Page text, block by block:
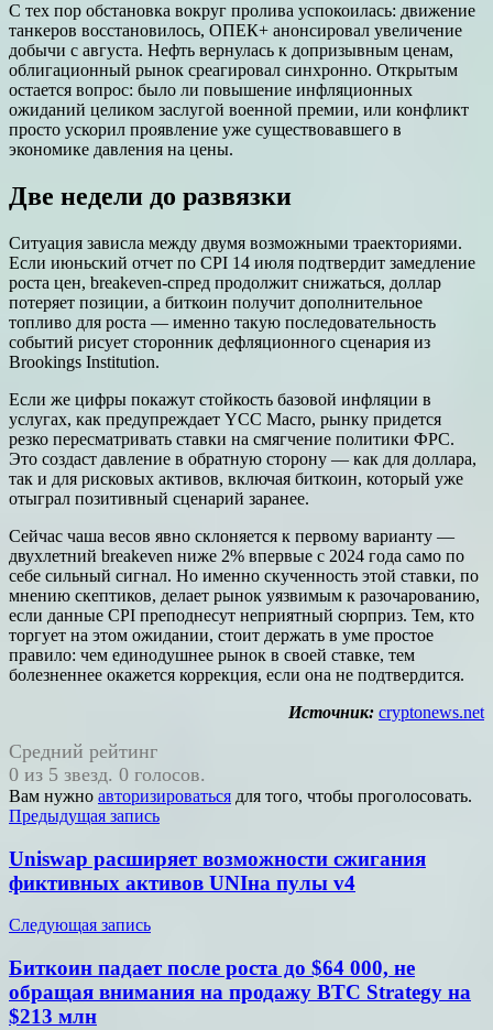
С тех пор обстановка вокруг пролива успокоилась: движение
танкеров восстановилось, ОПЕК+ анонсировал увеличение
добычи с августа. Нефть вернулась к допризывным ценам,
облигационный рынок среагировал синхронно. Открытым
остается вопрос: было ли повышение инфляционных
ожиданий целиком заслугой военной премии, или конфликт
просто ускорил проявление уже существовавшего в
экономике давления на цены.
Две недели до развязки
Ситуация зависла между двумя возможными траекториями.
Если июньский отчет по CPI 14 июля подтвердит замедление
роста цен, breakeven-спред продолжит снижаться, доллар
потеряет позиции, а биткоин получит дополнительное
топливо для роста — именно такую последовательность
событий рисует сторонник дефляционного сценария из
Brookings Institution.
Если же цифры покажут стойкость базовой инфляции в
услугах, как предупреждает YCC Macro, рынку придется
резко пересматривать ставки на смягчение политики ФРС.
Это создаст давление в обратную сторону — как для доллара,
так и для рисковых активов, включая биткоин, который уже
отыграл позитивный сценарий заранее.
Сейчас чаша весов явно склоняется к первому варианту —
двухлетний breakeven ниже 2% впервые с 2024 года само по
себе сильный сигнал. Но именно скученность этой ставки, по
мнению скептиков, делает рынок уязвимым к разочарованию,
если данные CPI преподнесут неприятный сюрприз. Тем, кто
торгует на этом ожидании, стоит держать в уме простое
правило: чем единодушнее рынок в своей ставке, тем
болезненнее окажется коррекция, если она не подтвердится.
Источник: cryptonews.net
Средний рейтинг
0 из 5 звезд. 0 голосов.
Вам нужно авторизироваться для того, чтобы проголосовать.
Навигация
по
записям
Предыдущая запись
Uniswap расширяет возможности сжигания
фиктивных активов UNIна пулы v4
Следующая запись
Биткоин падает после роста до $64 000, не
обращая внимания на продажу BTC Strategy на
$213 млн